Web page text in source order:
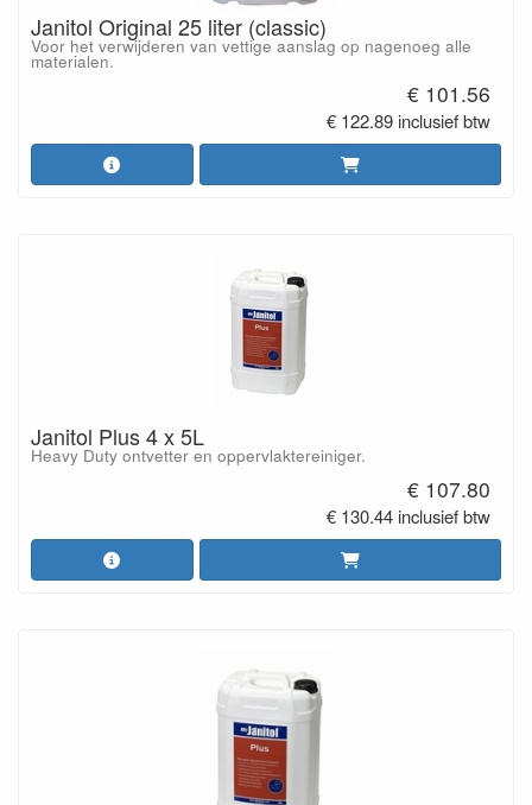
Janitol Original 25 liter (classic)
Voor het verwijderen van vettige aanslag op nagenoeg alle
materialen.
€ 101.56
€ 122.89 inclusief btw
Janitol Plus 4 x 5L
Heavy Duty ontvetter en oppervlaktereiniger.
€ 107.80
€ 130.44 inclusief btw